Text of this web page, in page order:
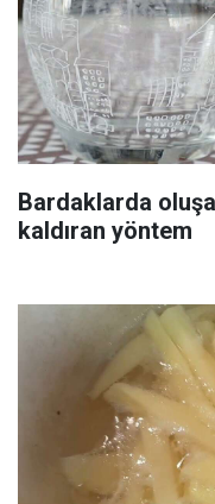
Bardaklarda
kaldıran yöntem